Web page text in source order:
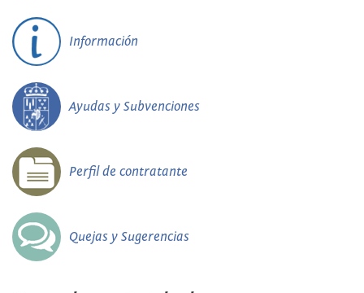
Información
Ayudas y Subvenciones
Perfil de contratante
Quejas y Sugerencias